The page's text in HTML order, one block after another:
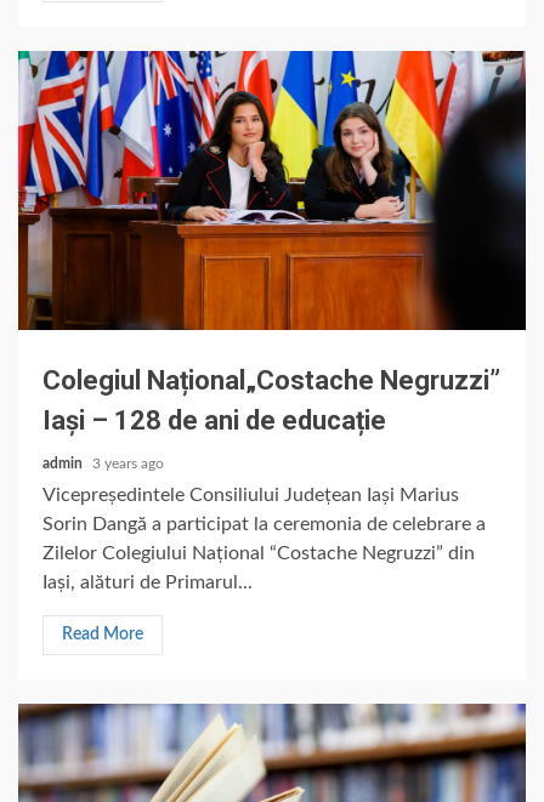
Colegiul Național„Costache Negruzzi”
Iași – 128 de ani de educație
admin 3 years ago
Vicepreședintele Consiliului Județean Iași Marius
Sorin Dangă a participat la ceremonia de celebrare a
Zilelor Colegiului Național “Costache Negruzzi” din
Iași, alături de Primarul...
Read More